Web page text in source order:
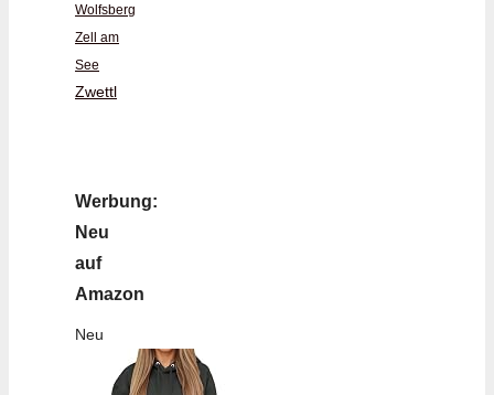
Wolfsberg
Zell am
See
Zwettl
Werbung:
Neu
auf
Amazon
Neu